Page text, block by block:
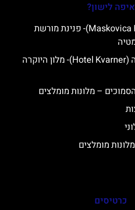
איפה לישון?
מסקוביצה האן (Maskovica Han)- פנינת מורשת
מלון קוורנר באופטייה (Hotel Kvarner)- מלון היוקרה
כרטיסים